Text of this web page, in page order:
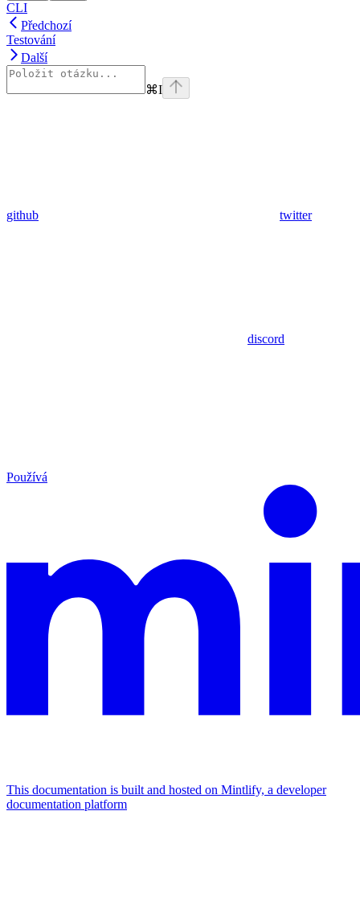
CLI
Předchozí
Testování
Další
⌘I
github twitter
discord
Používá
This documentation is built and hosted on Mintlify, a developer
documentation platform